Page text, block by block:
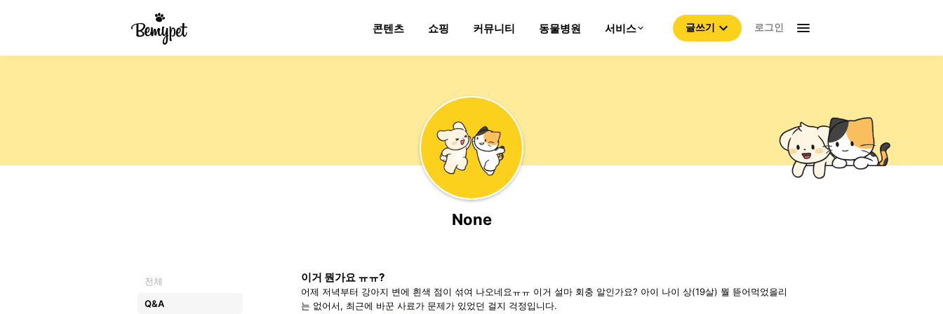
콘텐츠 쇼핑 커뮤니티 동물병원 서비스 글쓰기 로그인
None
전체
Q&A
이거 뭔가요 ㅠㅠ?
어제 저녁부터 강아지 변에 흰색 점이 섞여 나오네요ㅠㅠ 이거 설마 회충 알인가요? 아이 나이 상(19살) 뭘 뜯어먹었을리
는 없어서, 최근에 바꾼 사료가 문제가 있었던 걸지 걱정입니다.